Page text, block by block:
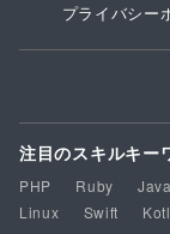
プライバシー
注目のスキルキー
PHP Ruby Java
Linux
Swift